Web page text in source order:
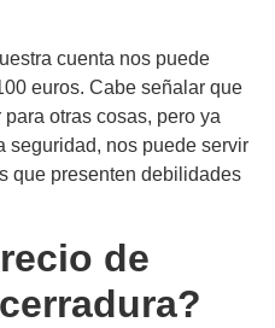
cuenta nos puede
euros. Cabe señalar que
otras cosas, pero ya
seguridad, nos puede servir
que presenten debilidades
de